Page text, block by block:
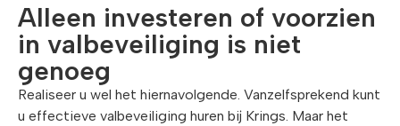
Alleen investeren of voorzien
in valbeveiliging is niet
genoeg
Realiseer u wel het hiernavolgende. Vanzelfsprekend kunt
u effectieve valbeveiliging huren bij Krings. Maar het